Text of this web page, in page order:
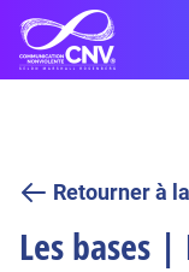
Retourner à
Les bases